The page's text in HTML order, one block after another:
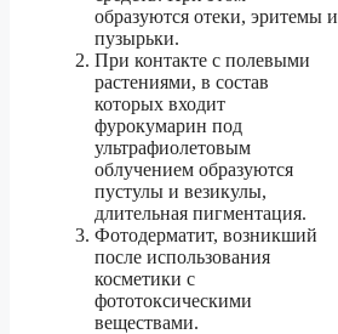
образуются отеки, эритемы и
пузырьки.
При контакте с полевыми
растениями, в состав
которых входит
фурокумарин под
ультрафиолетовым
облучением образуются
пустулы и везикулы,
длительная пигментация.
Фотодерматит, возникший
после использования
косметики с
фототоксическими
веществами.